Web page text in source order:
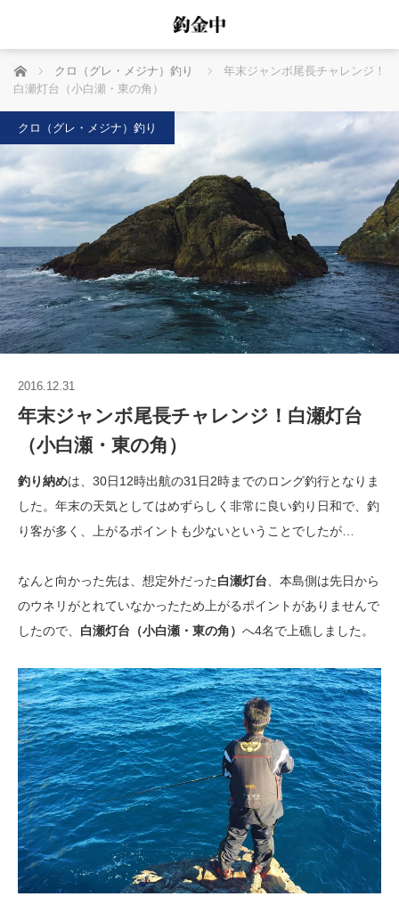
ホーム クロ（グレ・メジナ）釣り
年末ジャンボ尾長チャレンジ！
白瀬灯台（小白瀬・東の角）
クロ（グレ・メジナ）釣り
2016.12.31
年末ジャンボ尾長チャレンジ！白瀬灯台
（小白瀬・東の角）
釣り納めは、30日12時出航の31日2時までのロング釣行となりま
した。年末の天気としてはめずらしく非常に良い釣り日和で、釣
り客が多く、上がるポイントも少ないということでしたが…
なんと向かった先は、想定外だった白瀬灯台 、本島側は先日から
のウネリがとれていなかったため上がるポイントがありませんで
したので、 白瀬灯台（小白瀬・東の角） へ4名で上礁しました。